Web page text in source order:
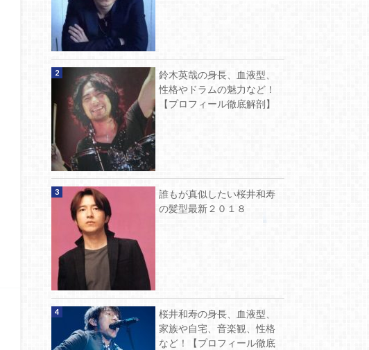
鈴木英哉の身長、血液型、
性格やドラムの魅力など！
【プロフィール徹底解剖】
誰もが真似したい桜井和寿
の髪型最新２０１８
桜井和寿の身長、血液型、
家族や自宅、音楽観、性格
など！【プロフィール徹底